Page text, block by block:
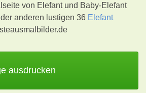
von Elefant und Baby-Elefant
anderen lustigen 36 Elefant
ausdrucken